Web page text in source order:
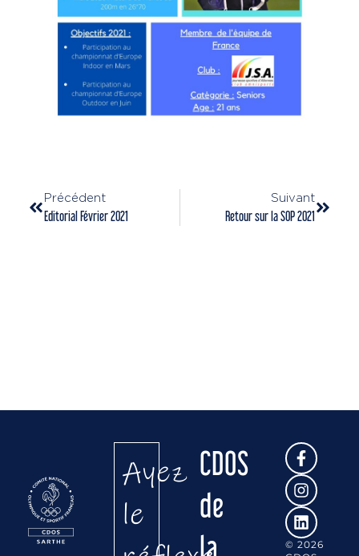
Précédent
Editorial Février 2021
Suivant
Retour sur la SOP 2021
Ayez
le
CDOS
de
la
© 2026